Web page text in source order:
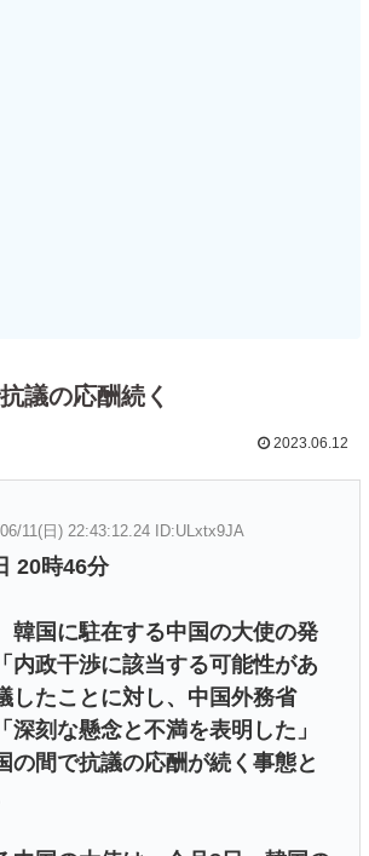
議の応酬続く
2023.06.12
11(日) 22:43:12.24 ID:ULxtx9JA
20時46分
韓国に駐在する中国の大使の発
内政干渉に該当する可能性があ
したことに対し、中国外務省
深刻な懸念と不満を表明した」
の間で抗議の応酬が続く事態と